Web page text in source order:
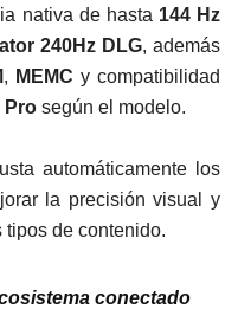
nativa de hasta 144 Hz
240Hz DLG, además
, MEMC y compatibilidad
Pro según el modelo.
automáticamente los
la precisión visual y
de contenido.
conectado